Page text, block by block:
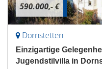
590.000,- €
Dornstetten
Einzigartige
Jugendstilvilla in